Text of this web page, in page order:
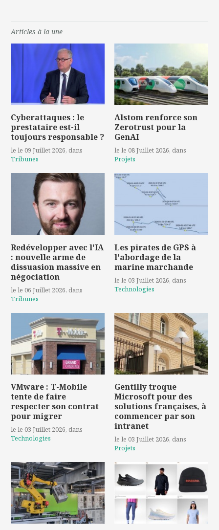
Articles à la une
Cyberattaques : le
prestataire est-il
toujours responsable ?
le le 09 Juillet 2026, dans
Tribunes
Alstom renforce son
Zerotrust pour la
GenAI
le le 08 Juillet 2026, dans
Projets
Redévelopper avec l'IA
: nouvelle arme de
dissuasion massive en
négociation
le le 06 Juillet 2026, dans
Tribunes
Les pirates de GPS à
l'abordage de la
marine marchande
le le 03 Juillet 2026, dans
Technologies
VMware : T-Mobile
tente de faire
respecter son contrat
pour migrer
le le 03 Juillet 2026, dans
Technologies
Gentilly troque
Microsoft pour des
solutions françaises, à
commencer par son
intranet
le le 03 Juillet 2026, dans
Projets